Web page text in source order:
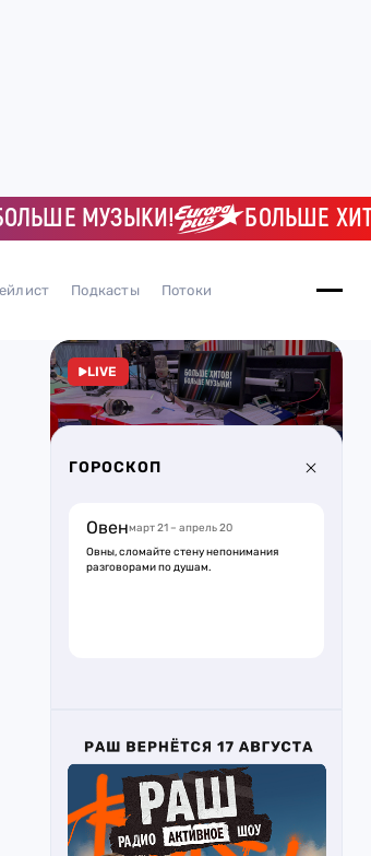
МУЗЫКИ! БОЛЬШЕ
Подкасты Потоки
LIVE
ГОРОСКОП
Овенмарт 21 – апрель 20
Овны, сломайте стену непонимания
разговорами по душам.